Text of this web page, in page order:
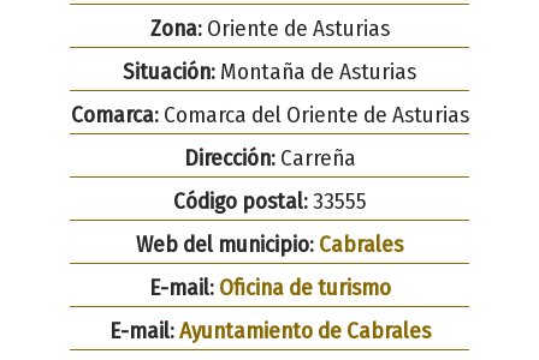
Zona:Oriente de Asturias
Situación: Montaña de Asturias
Comarca:Comarca del Oriente de Asturias
Dirección:Carreña
Código postal:33555
Web del municipio: Cabrales
E-mail: Oficina de turismo
E-mail:Ayuntamiento de Cabrales